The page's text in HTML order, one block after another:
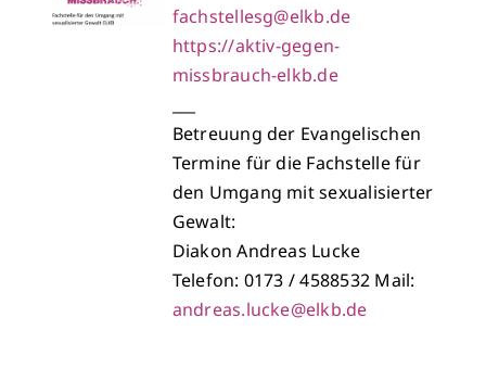
fachstellesg@elkb.de
https://aktiv-gegen-
missbrauch-elkb.de
Betreuung der Evangelischen
Termine für die Fachstelle für
den Umgang mit sexualisierter
Gewalt:
Diakon Andreas Lucke
Telefon: 0173 / 4588532 Mail:
andreas.lucke@elkb.de